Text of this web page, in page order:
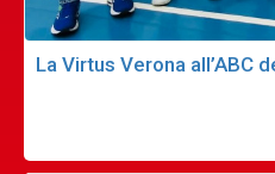
La Virtus Verona all’ABC